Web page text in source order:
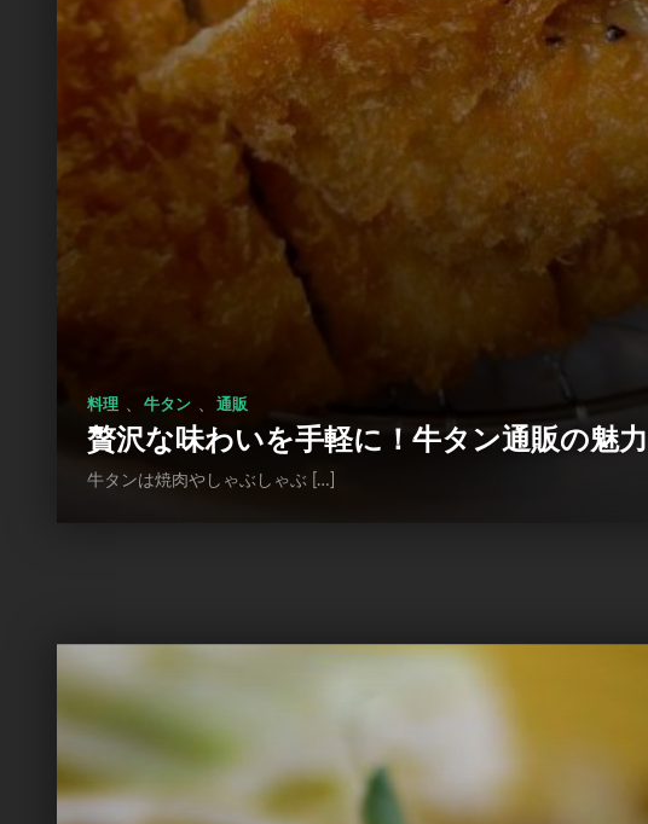
料理 牛タン 通販
贅沢な味わいを手軽に！牛タン通販の魅力
牛タンは焼肉やしゃぶしゃぶ […]